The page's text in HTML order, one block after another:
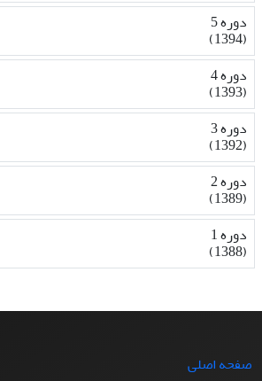
دوره 5
(1394)
دوره 4
(1393)
دوره 3
(1392)
دوره 2
(1389)
دوره 1
(1388)
صفحه اصلی